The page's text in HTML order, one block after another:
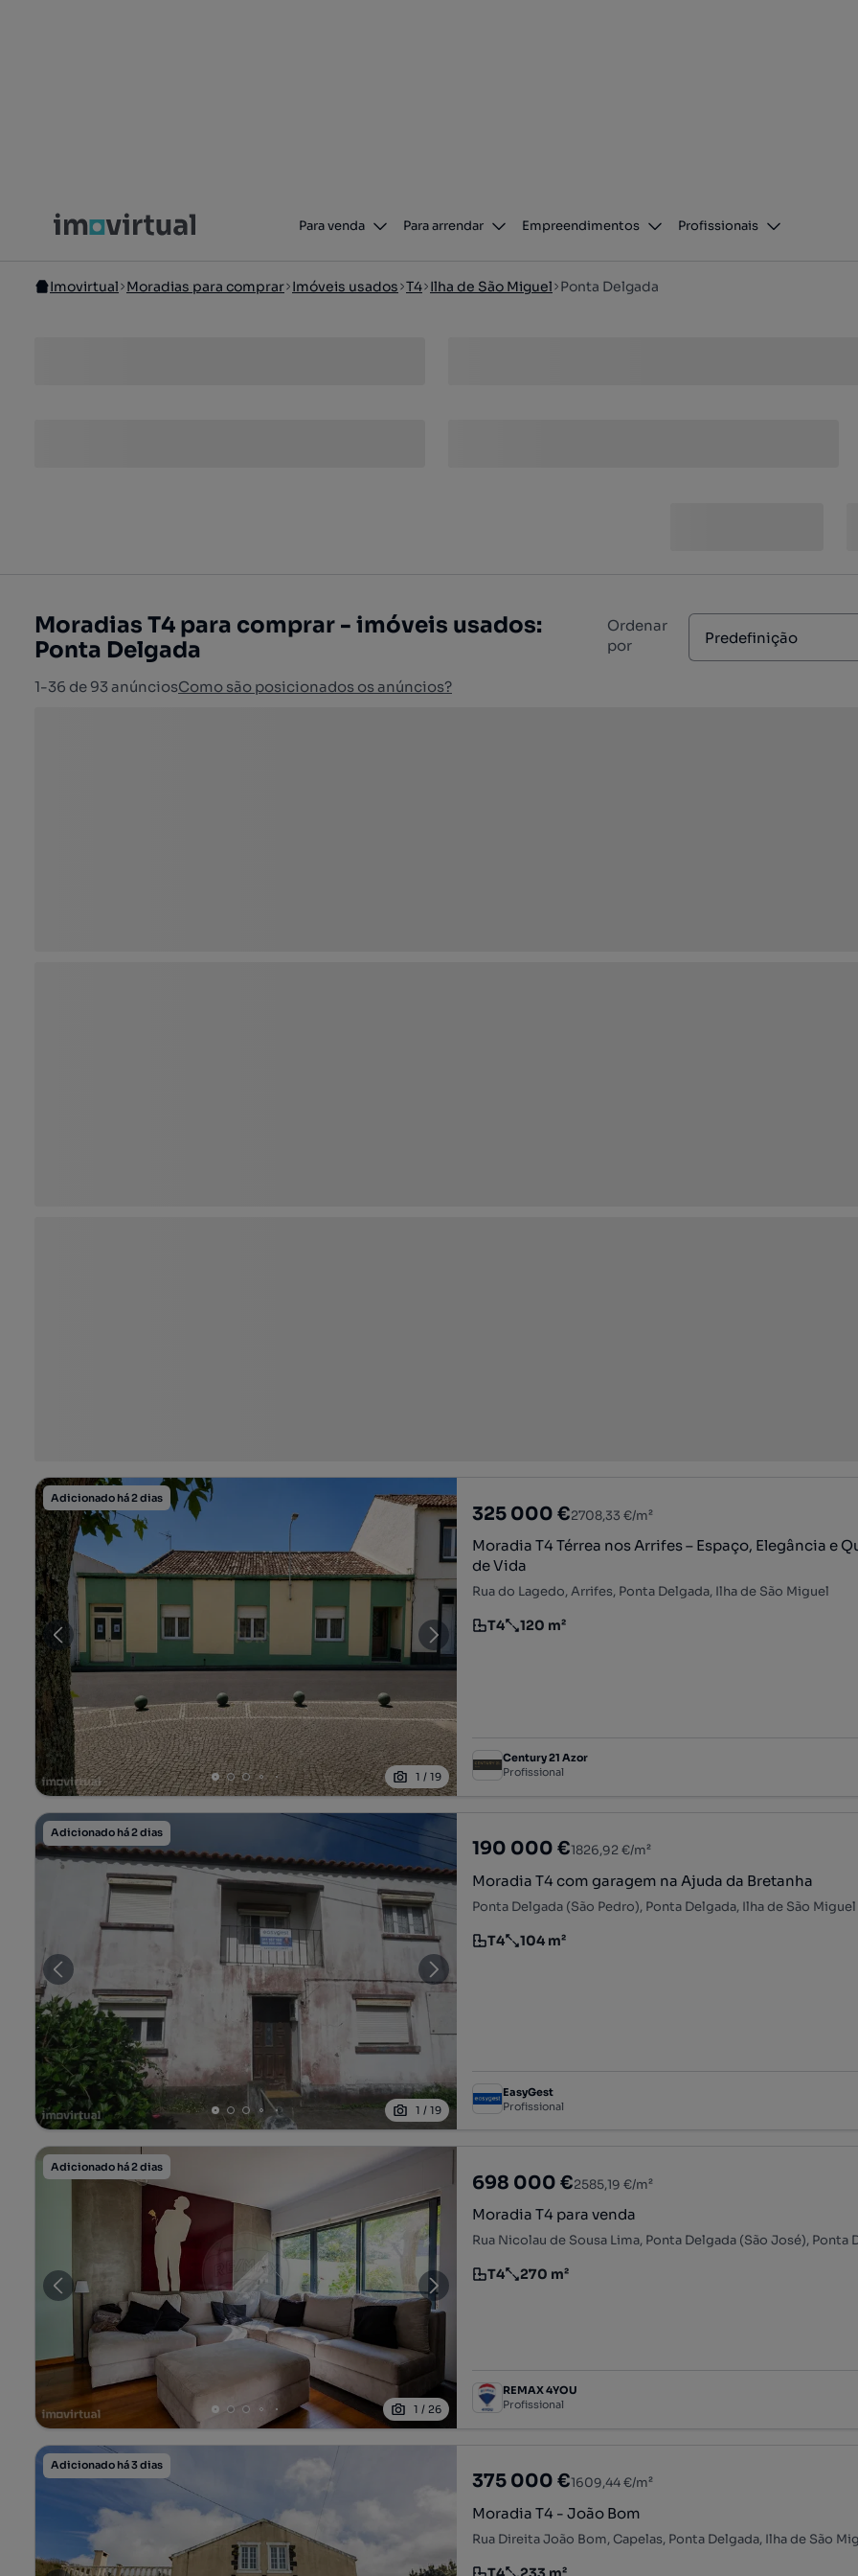
Para venda Para arrendar Empreendimentos Profissionais
Imovirtual Moradias para comprar Imóveis usados T4 Ilha de São Miguel Ponta Delgada
Moradias T4 para comprar - imóveis usados:
Ponta Delgada
1-36 de 93 anúnciosComo são posicionados os anúncios?
Ordenar
por
Predefinição
Adicionado há 2 dias
1 /19
325 000 €2708,33 €/m²
Moradia T4 Térrea nos Arrifes – Espaço, Elegância e
de Vida
Rua do Lagedo, Arrifes, Ponta Delgada, Ilha de São Miguel
Tipologia
T4
Preço por metro quadrado
120 m²
Century 21 Azor
Profissional
Adicionado há 2 dias
1 /19
190 000 €1826,92 €/m²
Moradia T4 com garagem na Ajuda da Bretanha
Ponta Delgada (São Pedro), Ponta Delgada, Ilha de São Miguel
Tipologia
T4
Preço por metro quadrado
104 m²
EasyGest
Profissional
Adicionado há 2 dias
1 / 26
698 000 €2585,19 €/m²
Moradia T4 para venda
Tipologia
T4
Preço por metro quadrado
270 m²
REMAX 4YOU
Profissional
Adicionado há 3 dias
375 000 €1609,44 €/m²
Moradia T4 - João Bom
Rua Direita João Bom, Capelas, Ponta Delgada, Ilha de São